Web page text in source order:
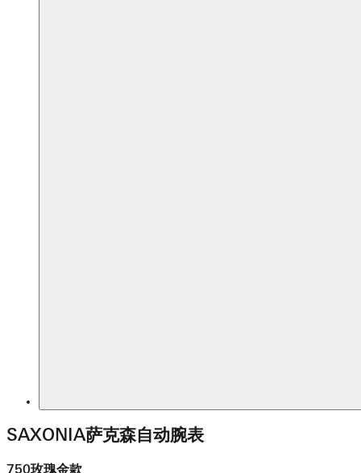
SAXONIA萨克森自动腕表
750玫瑰金款